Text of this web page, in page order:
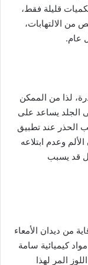
قليلة فقط،
من الالتهابات،
عام.
لذا من الممكن
الجلد يساعد على
الحذر عند تطبيق
وعدم ابتلاعه
قد يسبب
من ديدان الأمعاء
كيميائية سامة
المر لهذا